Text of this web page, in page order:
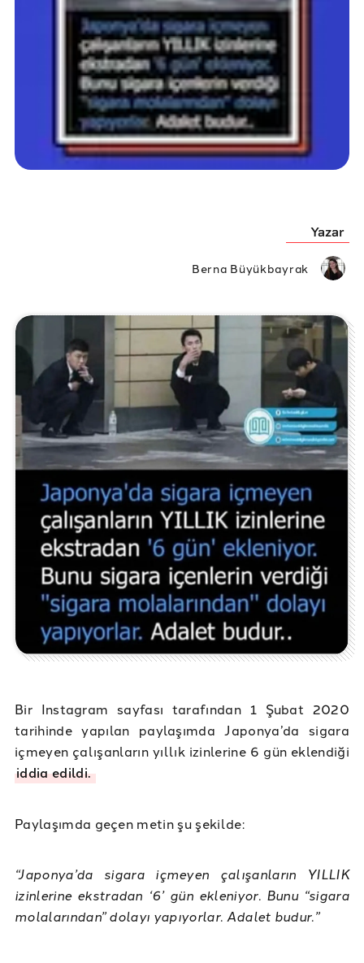
Yazar
Berna Büyükbayrak
Bir Instagram sayfası tarafından 1 Şubat 2020
tarihinde yapılan paylaşımda Japonya’da sigara
içmeyen çalışanların yıllık izinlerine 6 gün eklendiği
iddia edildi.
Paylaşımda geçen metin şu şekilde:
“Japonya’da sigara içmeyen çalışanların YILLIK
izinlerine ekstradan ‘6’ gün ekleniyor. Bunu “sigara
molalarından” dolayı yapıyorlar. Adalet budur.”